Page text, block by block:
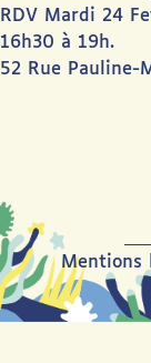
RDV Mardi 24
16h30 à 19h.
52 Rue Pauline-
Mentions